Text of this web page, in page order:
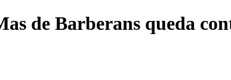
de Barberans queda